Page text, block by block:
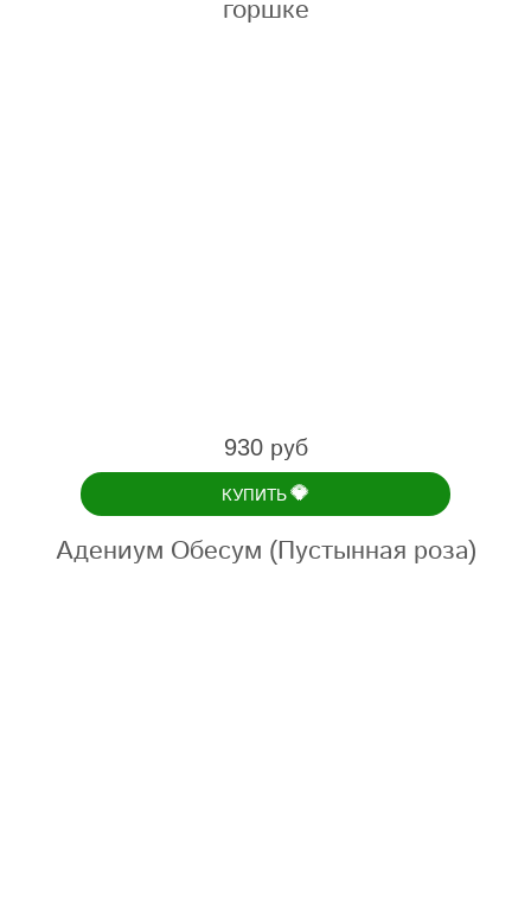
горшке
930 руб
КУПИТЬ💎
Адениум Обесум (Пустынная роза)